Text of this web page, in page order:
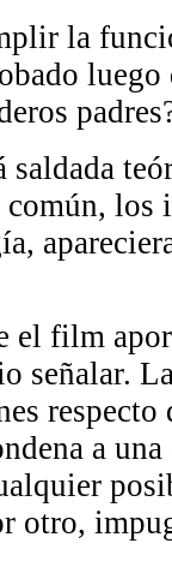
la
saldada
los
el film
señalar.
respecto
a
otro,